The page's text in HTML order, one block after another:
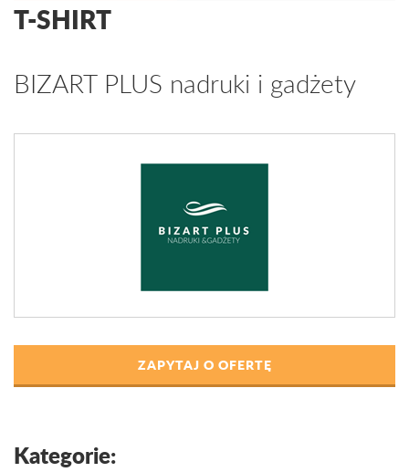
T-SHIRT
BIZART PLUS nadruki i gadżety
ZAPYTAJ O OFERTĘ
Kategorie: